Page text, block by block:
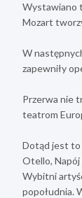
Wystawiano
Mozart
W
zapewniły
Przerwa nie
teatrom
Dotąd jest to
Otello, Napój
Wybitni
popołudnia.